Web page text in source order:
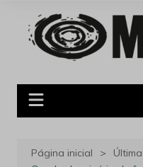
Página inicial